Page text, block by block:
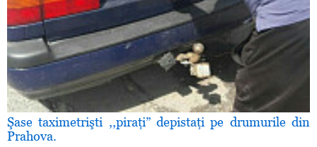
Şase taximetrişti ,,piraţi” depistaţi pe drumurile din
Prahova.